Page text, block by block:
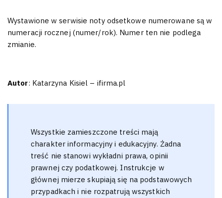
Wystawione w serwisie noty odsetkowe numerowane są w
numeracji rocznej (numer/rok). Numer ten nie podlega
zmianie.
Autor: Katarzyna Kisiel – ifirma.pl
Wszystkie zamieszczone treści mają
charakter informacyjny i edukacyjny. Żadna
treść nie stanowi wykładni prawa, opinii
prawnej czy podatkowej. Instrukcje w
głównej mierze skupiają się na podstawowych
przypadkach i nie rozpatrują wszystkich